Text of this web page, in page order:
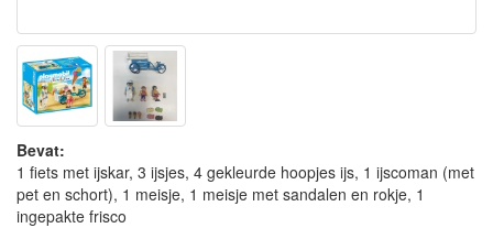
Bevat:
1 fiets met ijskar, 3 ijsjes, 4 gekleurde hoopjes ijs, 1 ijscoman (met
pet en schort), 1 meisje, 1 meisje met sandalen en rokje, 1
ingepakte frisco